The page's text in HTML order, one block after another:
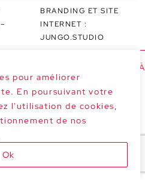
pour améliorer
En poursuivant votre
l'utilisation de cookies,
de nos
Ok
–
BRANDING ET SITE
INTERNET :
JUNGO.STUDIO
DATES :